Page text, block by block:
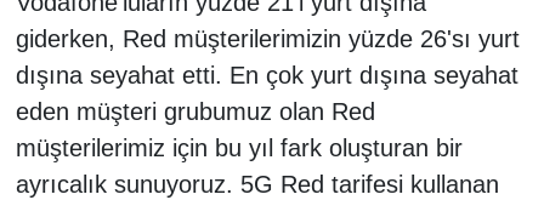
giderken, Red müşterilerimizin yüzde 26'sı yurt
dışına seyahat etti. En çok yurt dışına seyahat
eden müşteri grubumuz olan Red
müşterilerimiz için bu yıl fark oluşturan bir
ayrıcalık sunuyoruz. 5G Red tarifesi kullanan